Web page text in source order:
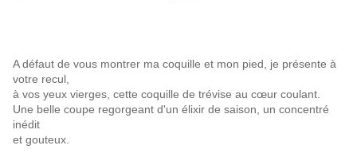
A défaut de vous montrer ma coquille et mon pied, je présente à
votre recul,
à vos yeux vierges, cette coquille de trévise au cœur coulant.
​Une belle coupe regorgeant d'un élixir de saison, un concentré
inédit
et gouteux.